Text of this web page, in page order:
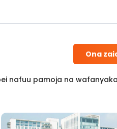
Ona
nafuu pamoja na